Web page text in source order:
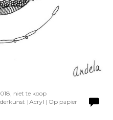
niet te koop
| Acryl | Op papier